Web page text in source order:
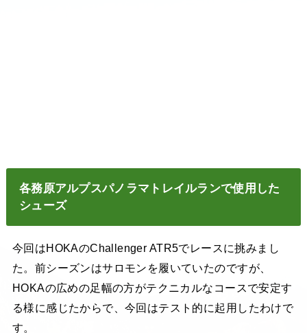
各務原アルプスパノラマ トレイルランで使用した
シューズ
今回はHOKAのChallenger ATR5でレースに挑みまし
た。前シーズンはサロモンを履いていたのですが、
HOKAの広めの足幅の方がテクニカルなコースで安定す
る様に感じたからで、今回はテスト的に起用したわけで
す。